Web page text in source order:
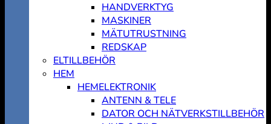
HANDVERKTYG
MASKINER
MÄTUTRUSTNING
REDSKAP
ELTILLBEHÖR
HEM
HEMELEKTRONIK
ANTENN & TELE
DATOR OCH NÄTVERKSTILLBEHÖR